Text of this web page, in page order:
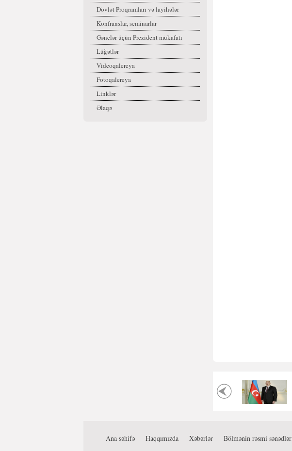
Dövlət Proqramları və layihələr
Konfranslar, seminarlar
Gənclər üçün Prezident mükafatı
Lüğətlər
Videoqalereya
Fotoqalereya
Linklər
Əlaqə
Ana səhifə Haqqımızda Xəbərlər Bölmənin rəsmi